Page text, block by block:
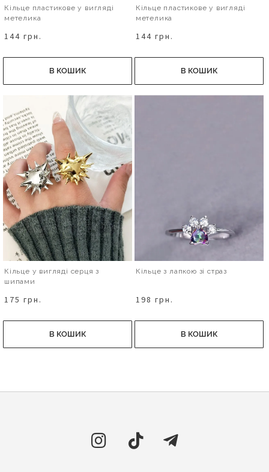
Кільце пластикове у вигляді
метелика
144 грн.
В КОШИК
Кільце пластикове у вигляді
метелика
144 грн.
В КОШИК
Кільце у вигляді серця з
шипами
175 грн.
В КОШИК
Кільце з лапкою зі страз
198 грн.
В КОШИК